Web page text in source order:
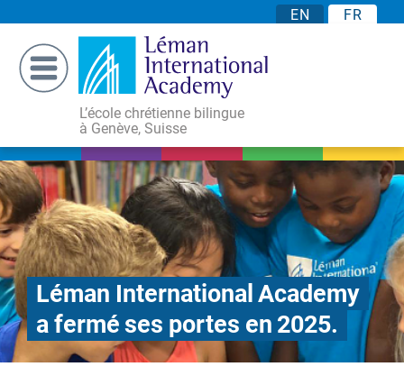
EN FR
L’école chrétienne bilingue
à Genève, Suisse
Léman International Academy
a fermé ses portes en 2025.